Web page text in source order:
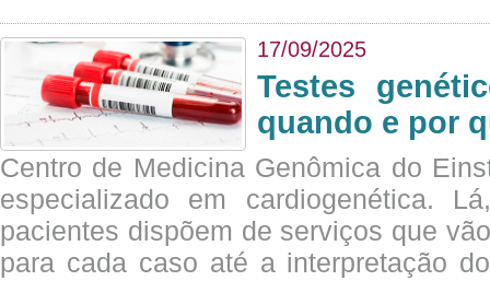
17/09/2025
Testes
quando e por
Centro de Medicina Genômica do
especializado em cardiogenética.
pacientes dispõem de serviços que
para cada caso até a interpretação